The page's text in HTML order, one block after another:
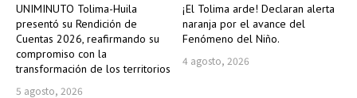
UNIMINUTO Tolima-Huila
presentó su Rendición de
Cuentas 2026, reafirmando su
compromiso con la
transformación de los territorios
5 agosto, 2026
¡El Tolima arde! Declaran alerta
naranja por el avance del
Fenómeno del Niño.
4 agosto, 2026